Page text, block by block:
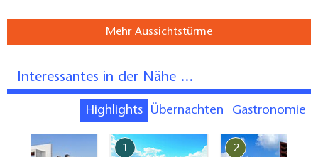
Mehr Aussichtstürme
Interessantes in der Nähe ...
Highlights Übernachten Gastronomie
1 2